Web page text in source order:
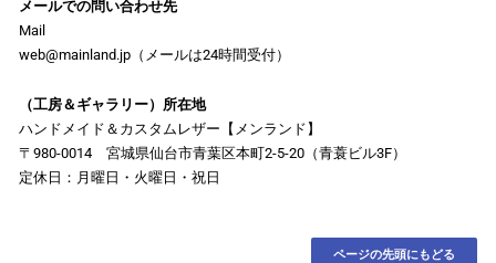
メールでの問い合わせ先
Mail
web@mainland.jp（メールは24時間受付）
（工房＆ギャラリー）所在地
ハンドメイド＆カスタムレザー【メンランド】
〒980-0014 宮城県仙台市青葉区本町2-5-20（青蓑ビル3F）
定休日：月曜日・火曜日・祝日
ページの先頭にもどる